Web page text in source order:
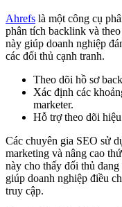
Ahrefs là một công cụ
phân tích backlink và
này giúp doanh nghiệp
các đối thủ cạnh tranh.
Theo dõi hồ sơ
Xác định các
marketer.
Hỗ trợ theo dõi
Các chuyên gia SEO sử
marketing và nâng cao
này cho thấy đối thủ
giúp doanh nghiệp điều
truy cập.